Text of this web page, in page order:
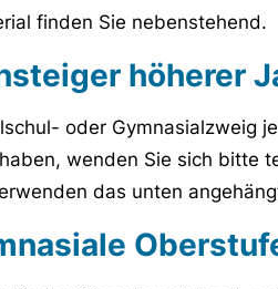
finden Sie nebenstehend.
höherer
oder Gymnasialzweig
wenden Sie sich bitte
das unten